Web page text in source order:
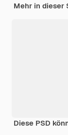
Mehr in dieser
Diese PSD